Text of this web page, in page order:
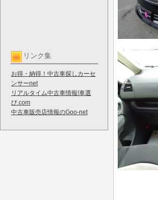
リンク集
お得・納得！中古車探しカーセ
ンサーnet
リアルタイム中古車情報!車選
び.com
中古車販売店情報のGoo-net